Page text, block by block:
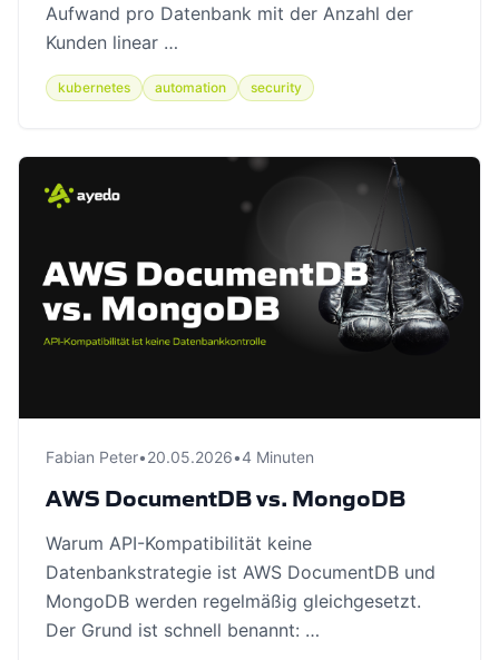
Aufwand pro Datenbank mit der Anzahl der
Kunden linear …
kubernetes automation security
Fabian Peter•20.05.2026•4 Minuten
AWS DocumentDB vs. MongoDB
Warum API-Kompatibilität keine
Datenbankstrategie ist AWS DocumentDB und
MongoDB werden regelmäßig gleichgesetzt.
Der Grund ist schnell benannt: …